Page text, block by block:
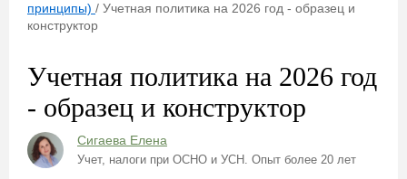
принципы) / Учетная политика на 2026 год - образец и
конструктор
Учетная политика на 2026 год
- образец и конструктор
Сигаева Елена
Учет, налоги при ОСНО и УСН. Опыт более 20 лет